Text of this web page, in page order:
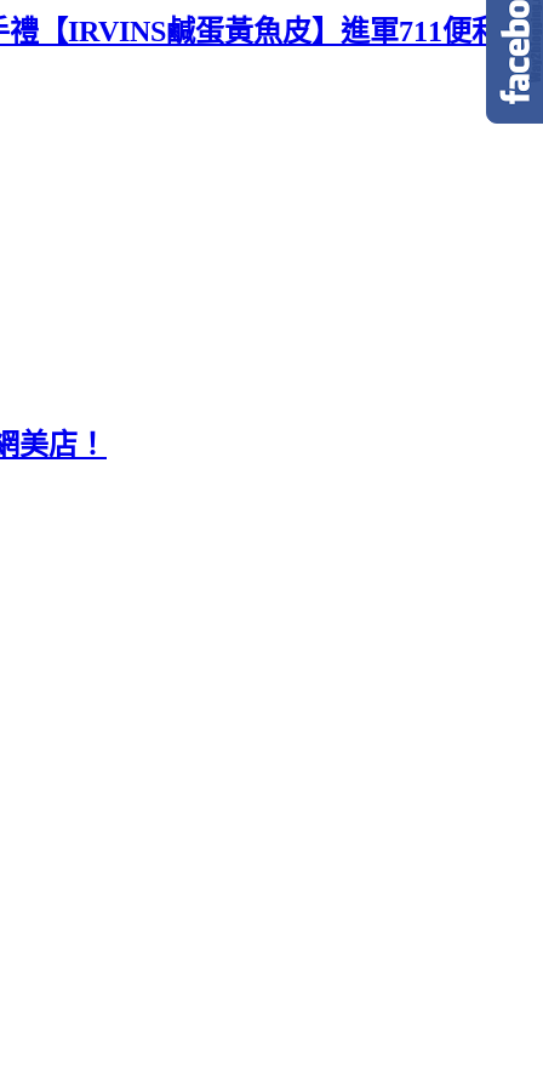
【IRVINS鹹蛋黃魚皮】進軍711便利商
美店！